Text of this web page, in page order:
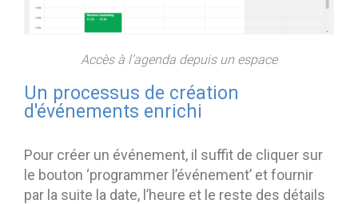
Accès à l’agenda depuis un espace
Un processus de création
d'événements enrichi
Pour créer un événement, il suffit de cliquer sur
le bouton ‘programmer l’événement’ et fournir
par la suite la date, l’heure et le reste des détails